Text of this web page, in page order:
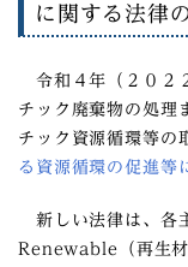
に関する法律
令和４年（２０２
チック廃棄物の処理
チック資源循環等の
る資源循環の促進等
新しい法律は、各
Renewable（再生